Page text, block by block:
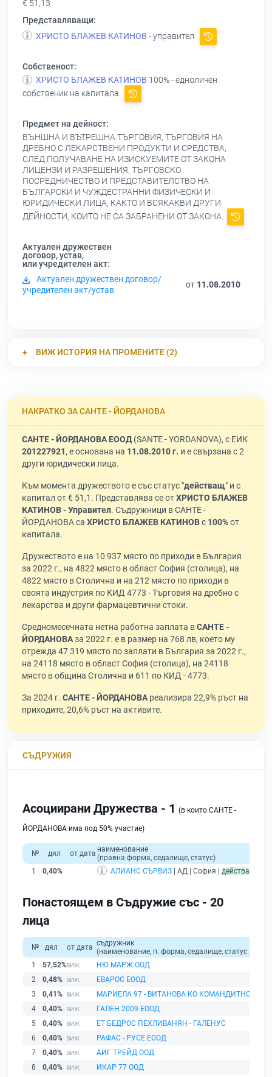
€ 51,13
Представляващи:
ХРИСТО БЛАЖЕВ КАТИНОВ - управител
Собственост:
ХРИСТО БЛАЖЕВ КАТИНОВ 100% - едноличен
собственик на капитала
Предмет на дейност:
ВЪНШНА И ВЪТРЕШНА ТЪРГОВИЯ, ТЪРГОВИЯ НА
ДРЕБНО С ЛЕКАРСТВЕНИ ПРОДУКТИ И СРЕДСТВА,
СЛЕД ПОЛУЧАВАНЕ НА ИЗИСКУЕМИТЕ ОТ ЗАКОНА
ЛИЦЕНЗИ И РАЗРЕШЕНИЯ, ТЪРГОВСКО
ПОСРЕДНИЧЕСТВО И ПРЕДСТАВИТЕЛСТВО НА
БЪЛГАРСКИ И ЧУЖДЕСТРАННИ ФИЗИЧЕСКИ И
ЮРИДИЧЕСКИ ЛИЦА, КАКТО И ВСЯКАКВИ ДРУГИ
ДЕЙНОСТИ, КОИТО НЕ СА ЗАБРАНЕНИ ОТ ЗАКОНА.
Актуален дружествен
договор, устав,
или учредителен акт:
Актуален дружествен договор/
учредителен акт/устав
от 11.08.2010
ВИЖ ИСТОРИЯ НА ПРОМЕНИТЕ (2)
НАКРАТКО ЗА САНТЕ - ЙОРДАНОВА
САНТЕ - ЙОРДАНОВА ЕООД(SANTE - YORDANOVA), с ЕИК
201227921, е основана на 11.08.2010 г. и е свързана с 2
други юридически лица.
Към момента дружеството е със статус "действащ" и с
капитал от € 51,1. Представлява се отХРИСТО БЛАЖЕВ
КАТИНОВ - Управител. Съдружници в САНТЕ -
ЙОРДАНОВА са ХРИСТО БЛАЖЕВ КАТИНОВс 100%от
капитала.
Дружеството е на 10 937 място по приходи в България
за 2022 г., на 4822 място в област София (столица), на
4822 място в Столична и на 212 място по приходи в
своята индустрия по КИД 4773 - Търговия на дребно с
лекарства и други фармацевтични стоки.
Средномесечната нетна работна заплата вСАНТЕ -
ЙОРДАНОВАза 2022 г. е в размер на 768 лв, което му
отрежда 47 319 място по заплати в България за 2022 г.,
на 24118 място в област София (столица), на 24118
място в община Столична и 611 по КИД - 4773.
За 2024 г. САНТЕ - ЙОРДАНОВАреализира 22,9% ръст на
приходите, 20,6% ръст на активите.
СЪДРУЖИЯ
Асоциирани Дружества - 1 (в които САНТЕ -
ЙОРДАНОВА има под 50% участие)
№ дял от дата наименование
(правна форма, седалище, статус)
1
0,40% АЛИАНС СЪРВИЗ | АД | София | действащ
Понастоящем в Съдружие със - 20
лица
№ дял от дата съдружник
(наименование, п. форма, седалище, статус /
1
57,52%
НЮ МАРЖ ООД
2
0,48%
ЕВАРОС ЕООД
3
0,41%
МАРИЕЛА 97 - ВИТАНОВА КО КОМАНДИТНО
4
0,40%
ГАЛЕН 2009 ЕООД
5
0,40%
ЕТ БЕДРОС ПЕХЛИВАНЯН - ГАЛЕНУС
6
0,40%
РАФАС - РУСЕ ЕООД
7
0,40%
АИГ ТРЕЙД ООД
8
0,40%
ИКАР 77 ООД